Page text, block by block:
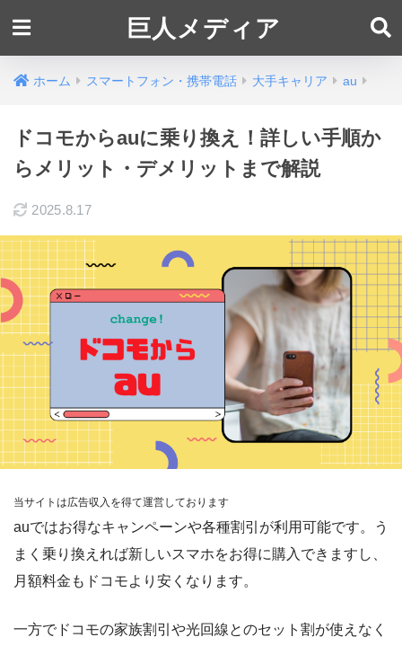
巨人メディア
ホーム スマートフォン・携帯電話 大手キャリア au
ドコモからauに乗り換え！詳しい手順か
らメリット・デメリットまで解説
2025.8.17
当サイトは広告収入を得て運営しております
auではお得なキャンペーンや各種割引が利用可能です。う
まく乗り換えれば新しいスマホをお得に購入できますし、
月額料金もドコモより安くなります。
一方でドコモの家族割引や光回線とのセット割が使えなく